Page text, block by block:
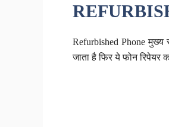
Refurbished Phone
जाता है फिर ये फोन